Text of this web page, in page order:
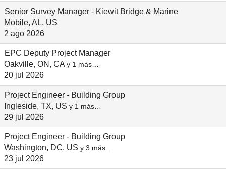
Senior Survey Manager - Kiewit Bridge & Marine
Mobile, AL, US
2 ago 2026
EPC Deputy Project Manager
Oakville, ON, CA y 1 más…
20 jul 2026
Project Engineer - Building Group
Ingleside, TX, US y 1 más…
29 jul 2026
Project Engineer - Building Group
Washington, DC, US y 3 más…
23 jul 2026